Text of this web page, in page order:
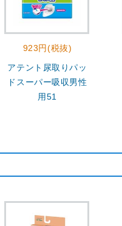
923円(税抜)
アテント尿取りパッ
ドスーパー吸収男性
用51